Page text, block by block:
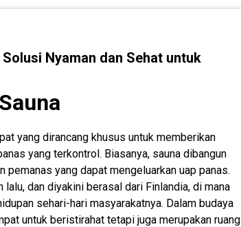
Nyaman dan Sehat untuk
yang dirancang khusus untuk memberikan
yang terkontrol. Biasanya, sauna dibangun
pemanas yang dapat mengeluarkan uap panas.
dan diyakini berasal dari Finlandia, di mana
sehari-hari masyarakatnya. Dalam budaya
untuk beristirahat tetapi juga merupakan ruang